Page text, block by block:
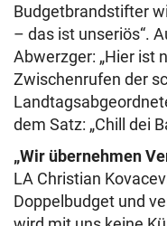
Budgetbrandstifter
– das ist unseriös“.
Abwerzger: „Hier ist
Zwischenrufen der
dem Satz: „Chill dei
„Wir übernehmen
LA Christian
Doppelbudget und